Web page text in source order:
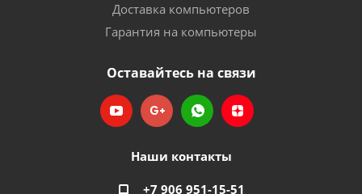
Доставка компьютеров
Гарантия на компьютеры
Оставайтесь на связи
Наши контакты
+7 906 951-15-51